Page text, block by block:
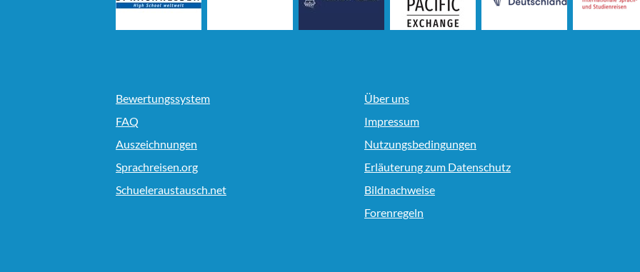
Bewertungssystem
FAQ
Auszeichnungen
Sprachreisen.org
Schueleraustausch.net
Über uns
Impressum
Nutzungsbedingungen
Erläuterung zum Datenschutz
Bildnachweise
Forenregeln